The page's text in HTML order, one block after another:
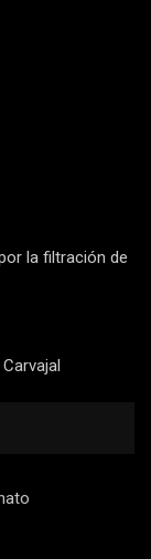
la filtración de